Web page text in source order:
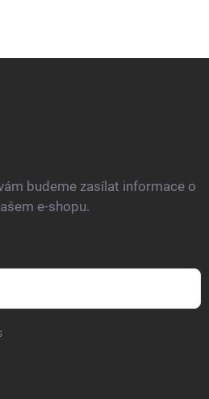
budeme zasílat informace o
e-shopu.